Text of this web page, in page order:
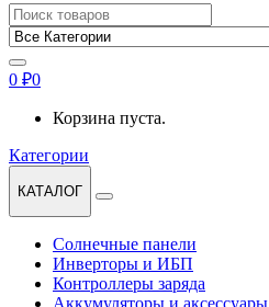
Найти:
0 ₽0
Корзина пуста.
Категории
КАТАЛОГ
Солнечные панели
Инверторы и ИБП
Контроллеры заряда